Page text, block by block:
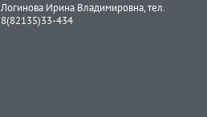
Логинова Ирина Владимировна, тел.
8(82135)33-434